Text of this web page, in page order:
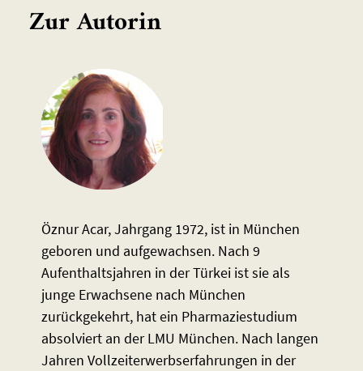
Zur Autorin
Öznur Acar, Jahrgang 1972, ist in München
geboren und aufgewachsen. Nach 9
Aufenthaltsjahren in der Türkei ist sie als
junge Erwachsene nach München
zurückgekehrt, hat ein Pharmaziestudium
absolviert an der LMU München. Nach langen
Jahren Vollzeiterwerbserfahrungen in der